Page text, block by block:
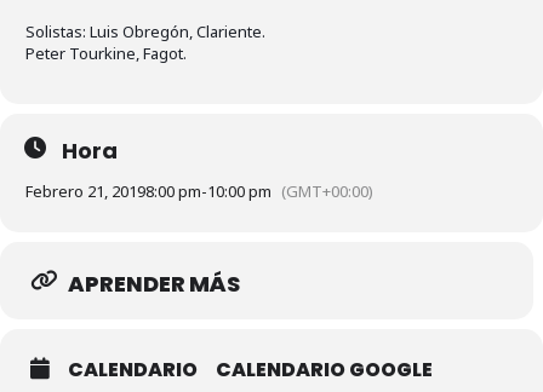
Solistas: Luis Obregón, Clariente.
Peter Tourkine, Fagot.
Hora
Febrero 21, 20198:00 pm-10:00 pm (GMT+00:00)
APRENDER MÁS
CALENDARIO CALENDARIO GOOGLE